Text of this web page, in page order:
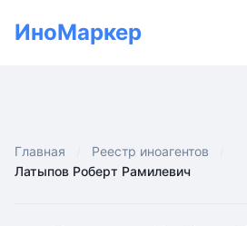
ИноМаркер
Главная
Реестр иноагентов
Латыпов Роберт Рамилевич